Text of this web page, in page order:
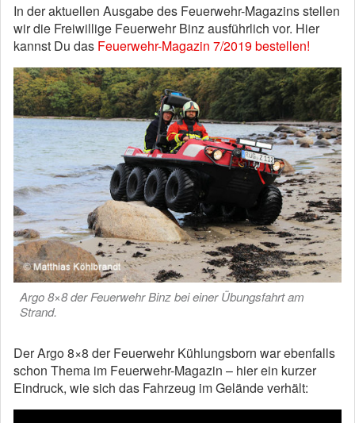
In der aktuellen Ausgabe des Feuerwehr-Magazins stellen
wir die Freiwillige Feuerwehr Binz ausführlich vor. Hier
kannst Du das Feuerwehr-Magazin 7/2019 bestellen!
Argo 8×8 der Feuerwehr Binz bei einer Übungsfahrt am
Strand.
Der Argo 8×8 der Feuerwehr Kühlungsborn war ebenfalls
schon Thema im Feuerwehr-Magazin – hier ein kurzer
Eindruck, wie sich das Fahrzeug im Gelände verhält: